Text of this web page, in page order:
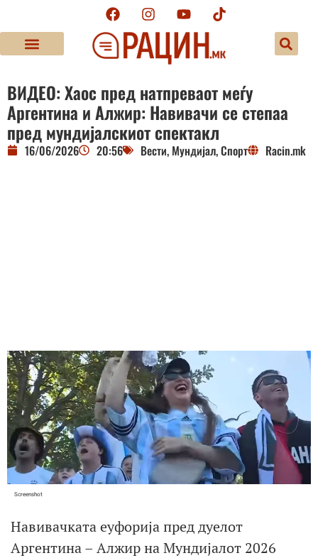
ВИДЕО: Хаос пред натпреваот меѓу
Аргентина и Алжир: Навивачи се степаа
пред мундијалскиот спектакл
16/06/2026 20:56 Вести, Мундијал,Спорт Racin.mk
Screenshot
Навивачката еуфорија пред дуелот
Аргентина – Алжир на Мундијалот 2026